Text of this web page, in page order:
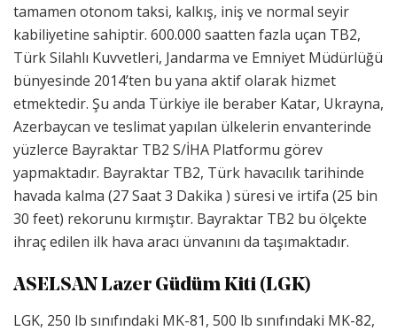
tamamen otonom taksi, kalkış, iniş ve normal seyir
kabiliyetine sahiptir. 600.000 saatten fazla uçan TB2,
Türk Silahlı Kuvvetleri, Jandarma ve Emniyet Müdürlüğü
bünyesinde 2014’ten bu yana aktif olarak hizmet
etmektedir. Şu anda Türkiye ile beraber Katar, Ukrayna,
Azerbaycan ve teslimat yapılan ülkelerin envanterinde
yüzlerce Bayraktar TB2 S/İHA Platformu görev
yapmaktadır. Bayraktar TB2, Türk havacılık tarihinde
havada kalma (27 Saat 3 Dakika ) süresi ve irtifa (25 bin
30 feet) rekorunu kırmıştır. Bayraktar TB2 bu ölçekte
ihraç edilen ilk hava aracı ünvanını da taşımaktadır.
ASELSAN Lazer Güdüm Kiti (LGK)
LGK, 250 lb sınıfındaki MK-81, 500 lb sınıfındaki MK-82,